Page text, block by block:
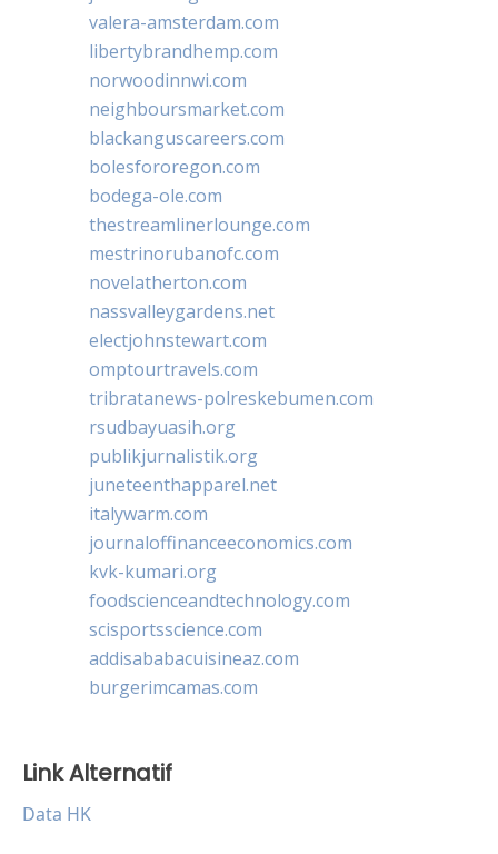
valera-amsterdam.com
libertybrandhemp.com
norwoodinnwi.com
neighboursmarket.com
blackanguscareers.com
bolesfororegon.com
bodega-ole.com
thestreamlinerlounge.com
mestrinorubanofc.com
novelatherton.com
nassvalleygardens.net
electjohnstewart.com
omptourtravels.com
tribratanews-polreskebumen.com
rsudbayuasih.org
publikjurnalistik.org
juneteenthapparel.net
italywarm.com
journaloffinanceeconomics.com
kvk-kumari.org
foodscienceandtechnology.com
scisportsscience.com
addisababacuisineaz.com
burgerimcamas.com
Link Alternatif
Data HK